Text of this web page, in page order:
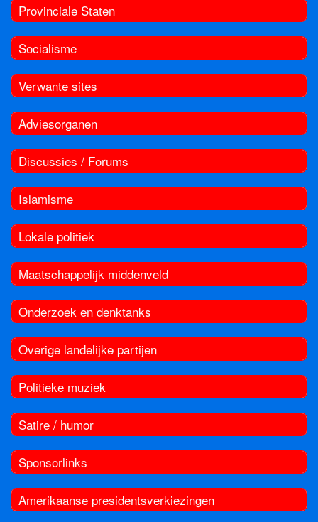
Provinciale Staten
Socialisme
Verwante sites
Adviesorganen
Discussies / Forums
Islamisme
Lokale politiek
Maatschappelijk middenveld
Onderzoek en denktanks
Overige landelijke partijen
Politieke muziek
Satire / humor
Sponsorlinks
Amerikaanse presidentsverkiezingen